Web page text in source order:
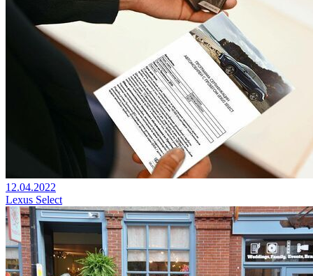
12.04.2022
Lexus Select